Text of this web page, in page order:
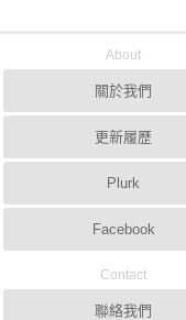
About
關於我們
更新履歷
Plurk
Facebook
Contact
聯絡我們